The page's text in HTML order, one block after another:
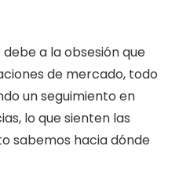
a la obsesión que
de mercado, todo
un seguimiento en
lo que sienten las
sabemos hacia dónde